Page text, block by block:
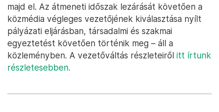
majd el. Az átmeneti időszak lezárását követően a
közmédia végleges vezetőjének kiválasztása nyílt
pályázati eljárásban, társadalmi és szakmai
egyeztetést követően történik meg – áll a
közleményben. A vezetőváltás részleteiről itt írtunk
részletesebben.